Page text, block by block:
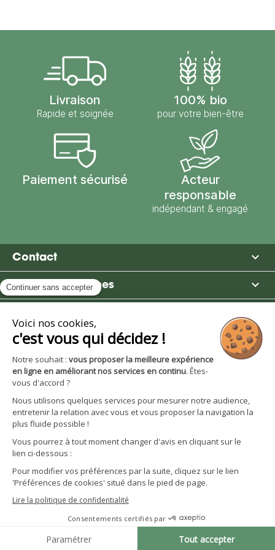
Livraison
Rapide et soignée
100% bio
pour votre bien-être
Paiement sécurisé
Acteur
responsable
indépendant & engagé
Contact 
Moulin des Moines 
Avantages et services 
CGV particuliers
Politique de confidentialité